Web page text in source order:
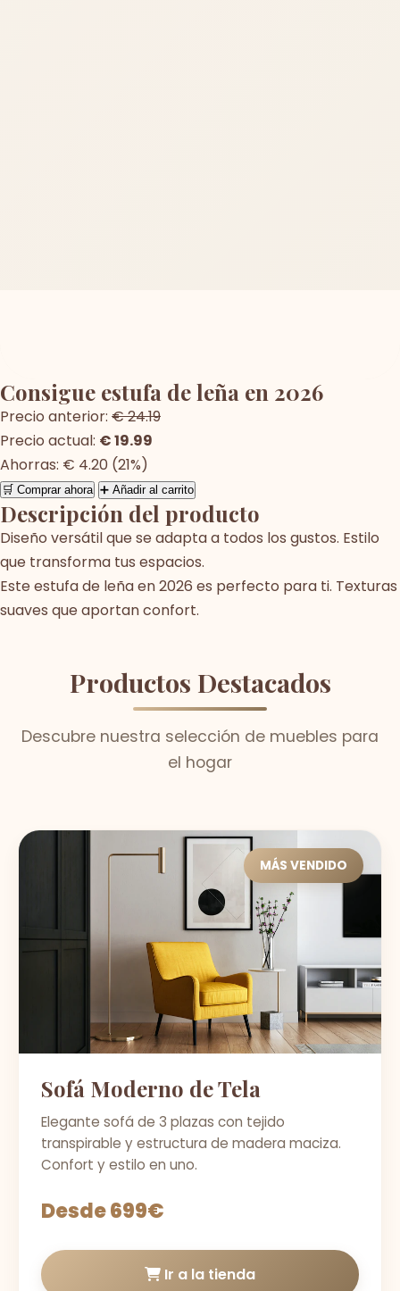
Consigue estufa de leña en 2026
Precio anterior: € 24.19
Precio actual: € 19.99
Ahorras: € 4.20 (21%)
🛒 Comprar ahora ➕ Añadir al carrito
Descripción del producto
Diseño versátil que se adapta a todos los gustos. Estilo
que transforma tus espacios.
Este estufa de leña en 2026 es perfecto para ti. Texturas
suaves que aportan confort.
Productos Destacados
Descubre nuestra selección de muebles para
el hogar
MÁS VENDIDO
Sofá Moderno de Tela
Elegante sofá de 3 plazas con tejido
transpirable y estructura de madera maciza.
Confort y estilo en uno.
Desde 699€
Ir a la tienda